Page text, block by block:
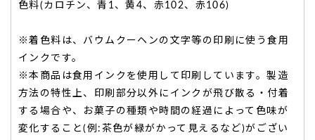
ムクーヘン（小花リーフ模様/1個入り）
退職祝いに…大変喜ばれ、お礼の連絡がきました。
色料(カロチン、青1、黄4、赤102、赤106)
※着色料は、バウムクーヘンの文字等の印刷に使う食用
インクです。
※本商品は食用インクを使用して印刷しています。製造
方法の特性上、印刷部分以外にインクが飛び散る・付着
する場合や、お菓子の種類や時間の経過によって色味が
変化すること(例:茶色が緑がかって見えるなど)がござい